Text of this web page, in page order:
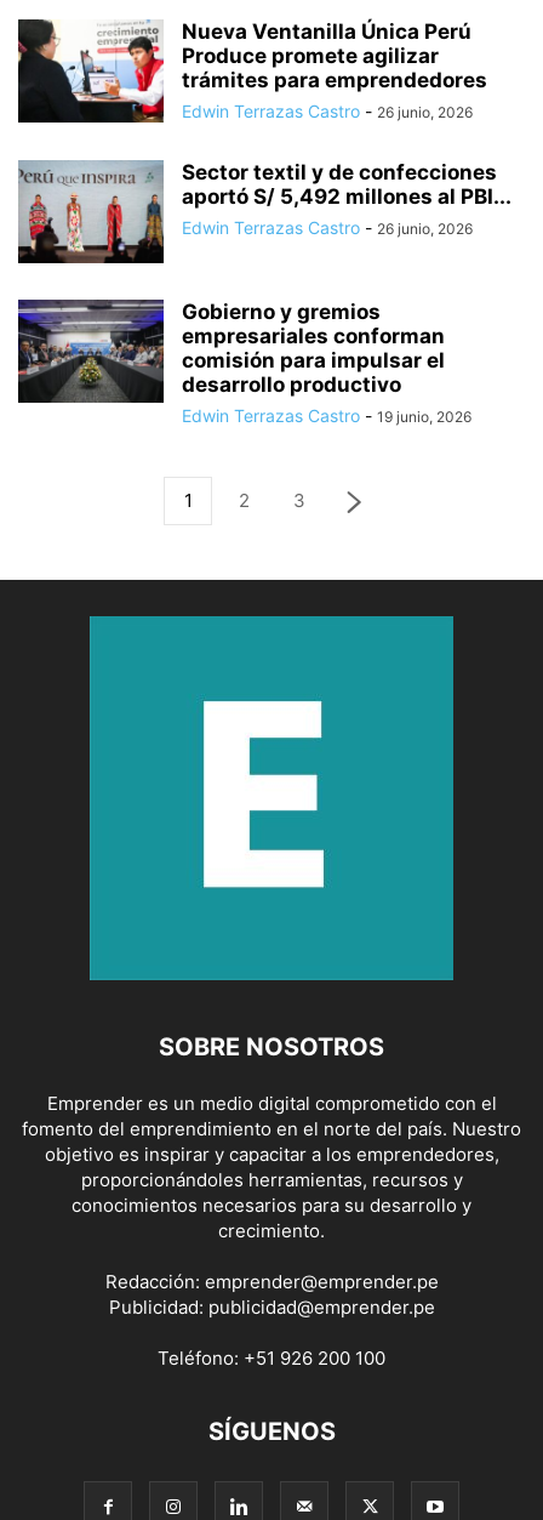
Nueva Ventanilla Única Perú
Produce promete agilizar
trámites para emprendedores
Edwin Terrazas Castro - 26 junio, 2026
Sector textil y de confecciones
aportó S/ 5,492 millones al PBI...
Edwin Terrazas Castro - 26 junio, 2026
Gobierno y gremios
empresariales conforman
comisión para impulsar el
desarrollo productivo
Edwin Terrazas Castro - 19 junio, 2026
1 2 3
SOBRE NOSOTROS
Emprender es un medio digital comprometido con el
fomento del emprendimiento en el norte del país. Nuestro
objetivo es inspirar y capacitar a los emprendedores,
proporcionándoles herramientas, recursos y
conocimientos necesarios para su desarrollo y
crecimiento.
Redacción: emprender@emprender.pe
Publicidad: publicidad@emprender.pe
Teléfono: +51 926 200 100
SÍGUENOS